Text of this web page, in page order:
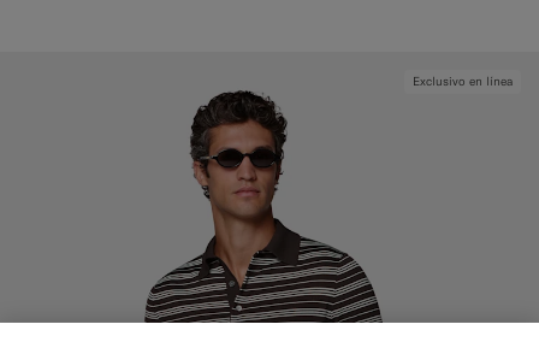
Exclusivo en línea